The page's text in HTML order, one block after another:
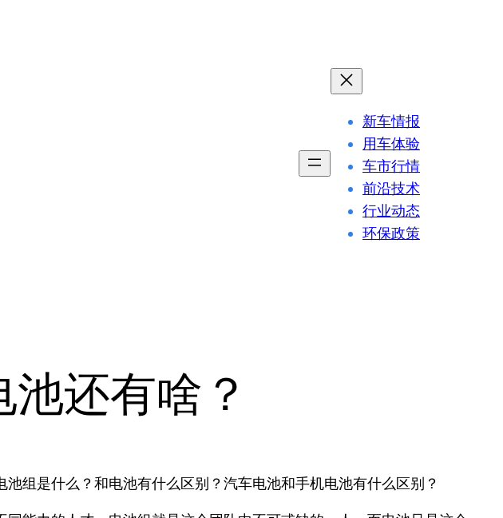
新车情报
用车体验
车市行情
前沿技术
行业动态
环保政策
还有啥？
组是什么？和电池有什么区别？汽车电池和手机电池有什么区别？